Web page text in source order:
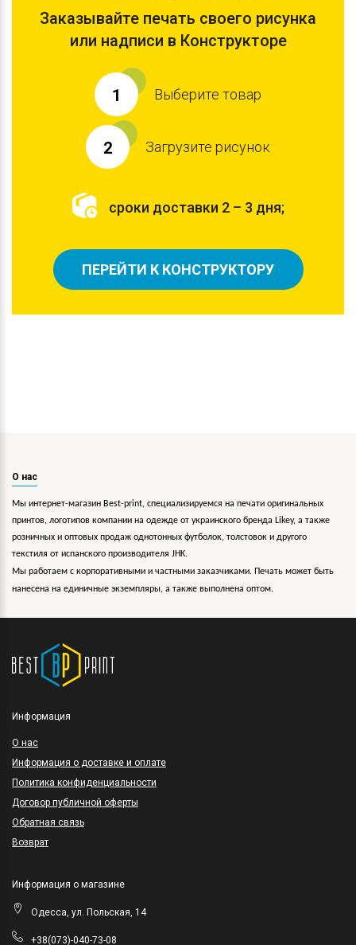
Заказывайте печать своего рисунка
или надписи в Конструкторе
1 Выберите товар
2 Загрузите рисунок
сроки доставки 2 – 3 дня;
ПЕРЕЙТИ К КОНСТРУКТОРУ
О нас
Мы интернет-магазин Best-print, специализируемся на печати оригинальных
принтов, логотипов компании на одежде от украинского бренда Likey, а также
розничных и оптовых продаж однотонных футболок, толстовок и другого
текстиля от испанского производителя JHK.
Мы работаем с корпоративными и частными заказчиками. Печать может быть
нанесена на единичные экземпляры, а также выполнена оптом.
Информация
O нас
Информация о доставке и оплате
Политика конфиденциальности
Договор публичной оферты
Обратная связь
Возврат
Информация о магазине
Одесса, ул. Польская, 14
+38(073)-040-73-08